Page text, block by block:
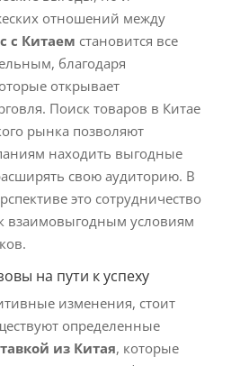
отношений между
с Китаем становится все
благодаря
открывает
Поиск товаров в Китае
рынка позволяют
находить выгодные
свою аудиторию. В
это сотрудничество
взаимовыгодным условиям
на пути к успеху
изменения, стоит
определенные
из Китая, которые